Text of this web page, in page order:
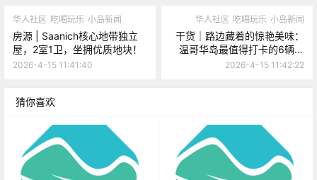
华人社区 吃喝玩乐 小岛新闻
房源 | Saanich核心地带独立
屋，2室1卫，坐拥优质地块！
2026-4-15 11:41:40
华人社区 吃喝玩乐 小岛新闻
干货｜路边藏着的惊艳美味：
温哥华岛最值得打卡的6辆宝
藏餐车！
2026-4-15 11:42:22
猜你喜欢